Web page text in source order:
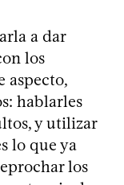
a dar
los
aspecto,
hablarles
y utilizar
lo que ya
los